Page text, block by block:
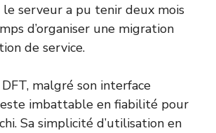
serveur a pu tenir deux mois
d’organiser une migration
de service.
malgré son interface
imbattable en fiabilité pour
Sa simplicité d’utilisation en